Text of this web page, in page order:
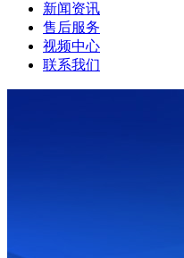
新闻资讯
售后服务
视频中心
联系我们